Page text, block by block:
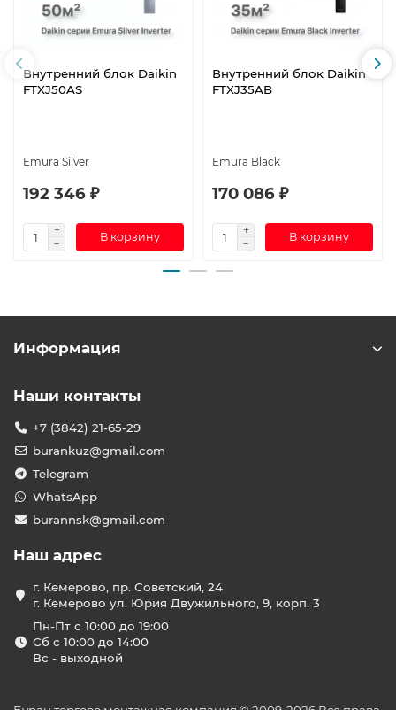
Внутренний блок Daikin
FTXJ50AS
Emura Silver
192 346 ₽
В корзину
Внутренний блок Daikin
FTXJ35AB
Emura Black
170 086 ₽
В корзину
Информация
Наши контакты
+7 (3842) 21-65-29
burankuz@gmail.com
Telegram
WhatsApp
burannsk@gmail.com
Наш адрес
г. Кемерово, пр. Советский, 24
г. Кемерово ул. Юрия Двужильного, 9, корп. 3
Пн-Пт с 10:00 до 19:00
Сб с 10:00 до 14:00
Вс - выходной